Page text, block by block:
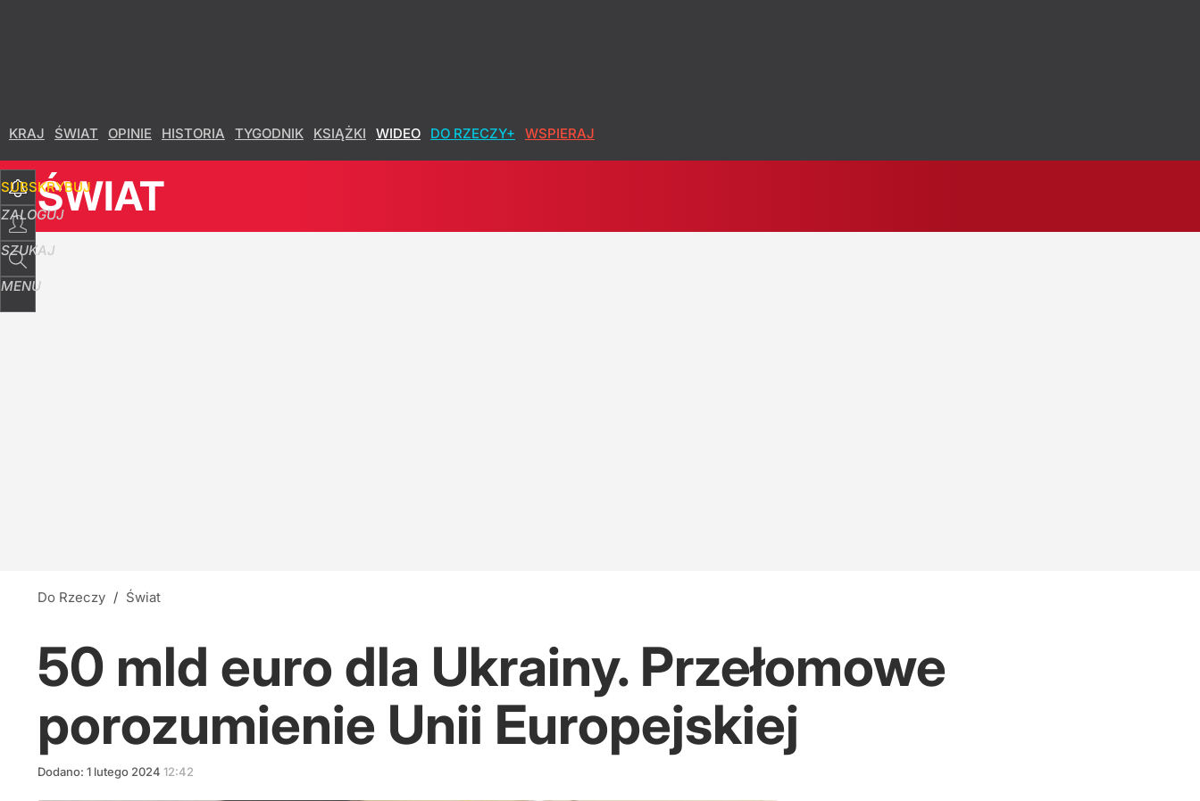
KRAJ ŚWIAT OPINIE HISTORIA TYGODNIK KSIĄŻKI WIDEO DO RZECZY+ WSPIERAJ
SUBSKRYBUJ
ZALOGUJ
SZUKAJ
MENU
ŚWIAT
Do Rzeczy / Świat
50 mld euro dla Ukrainy. Przełomowe
porozumienie Unii Europejskiej
Dodano: 1 lutego 2024 12:42